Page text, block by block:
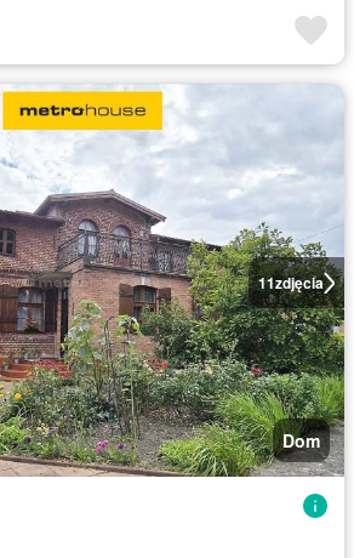
11zdjęcia
Dom